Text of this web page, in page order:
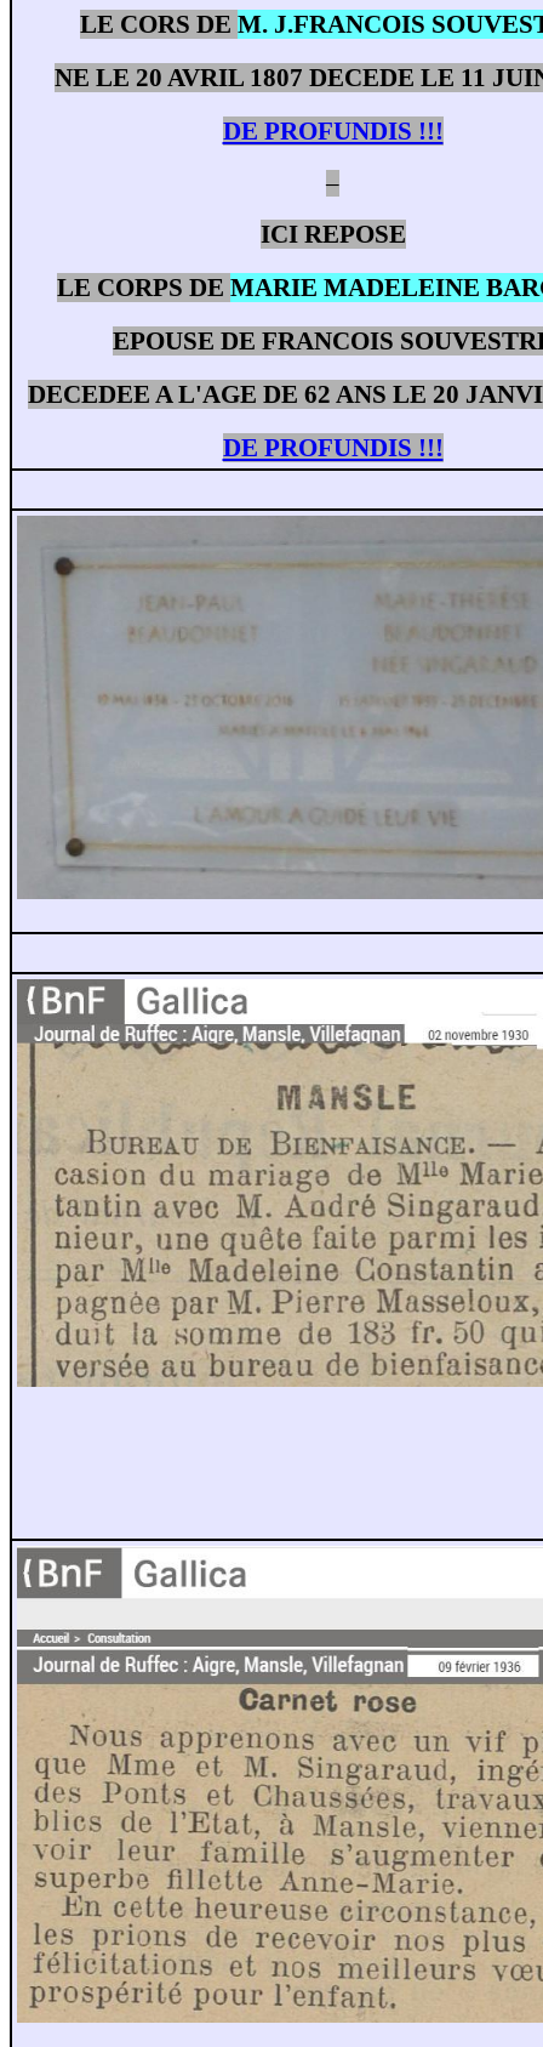
LE CORS DE M. J.FRANCOIS
NE LE 20 AVRIL 1807 DECEDE LE 11
DE PROFUNDIS !!!
–
ICI REPOSE
LE CORPS DE MARIE MADELEINE
EPOUSE DE FRANCOIS
DECEDEE A L'AGE DE 62 ANS LE 20
DE PROFUNDIS !!!